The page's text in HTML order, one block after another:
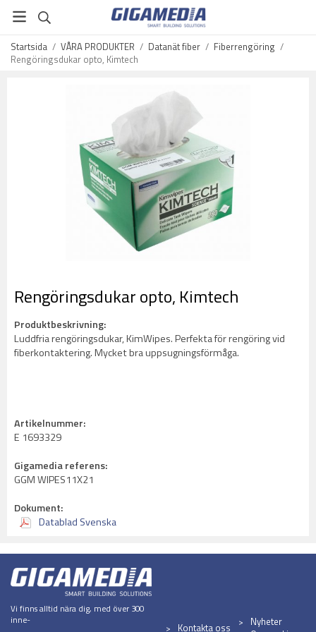
Startsida / VÅRA PRODUKTER / Datanät fiber / Fiberrengöring /
Rengöringsdukar opto, Kimtech
Rengöringsdukar opto, Kimtech
Produktbeskrivning:
Luddfria rengöringsdukar, KimWipes. Perfekta för rengöring vid
fiberkontaktering. Mycket bra uppsugningsförmåga.
Artikelnummer:
E 1693329
Gigamedia referens:
GGM WIPES11X21
Dokument:
Datablad Svenska
Vi finns alltid nära dig, med över 300
inne-
Kontakta oss
Nyheter